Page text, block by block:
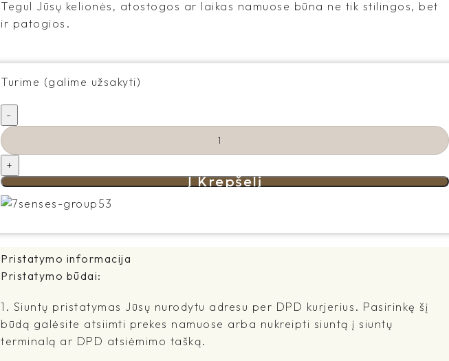
Tegul Jūsų kelionės, atostogos ar laikas namuose būna ne tik stilingos, bet
ir patogios.
Turime (galime užsakyti)
Į Krepšelį
Pristatymo informacija
Pristatymo būdai:
1. Siuntų pristatymas Jūsų nurodytu adresu per DPD kurjerius. Pasirinkę šį
būdą galėsite atsiimti prekes namuose arba nukreipti siuntą į siuntų
terminalą ar DPD atsiėmimo tašką.